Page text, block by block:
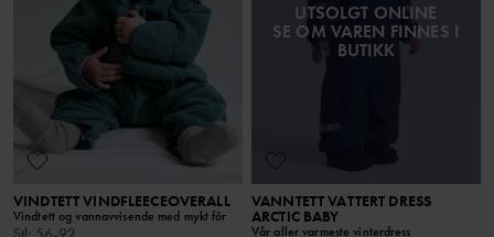
VINDTETT VINDFLEECEOVERALL
Vindtett og vannavvisende med mykt fôr
UTSOLGT ONLINE
SE OM VAREN FINNES I
BUTIKK
VANNTETT VATTERT DRESS
ARCTIC BABY
Vår aller varmeste vinterdress